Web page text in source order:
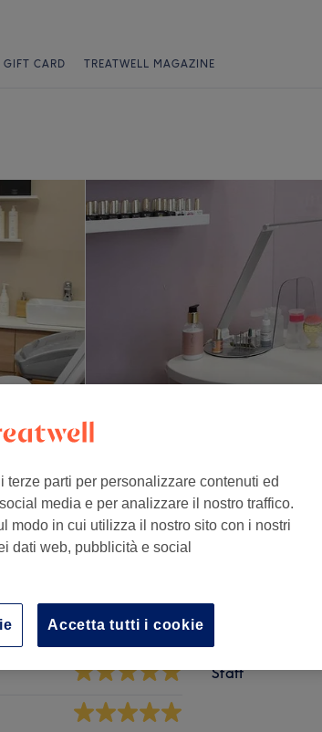
GIFT CARD TREATWELL MAGAZINE
Staff
parti per personalizzare contenuti ed
media e per analizzare il nostro traffico.
modo in cui utilizza il nostro sito con i nostri
dati web, pubblicità e social
Accetta tutti i cookie